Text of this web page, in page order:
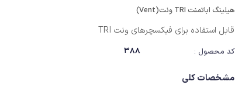
هیلینگ اباتمنت TRI ونت(Vent)
قابل استفاده برای فیکسچرهای ونت TRI
کد محصول : 388
مشخصات کلی